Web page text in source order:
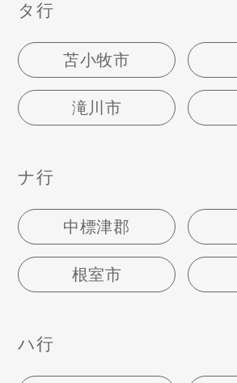
タ行
苫小牧市
滝川市
ナ行
中標津郡
根室市
ハ行